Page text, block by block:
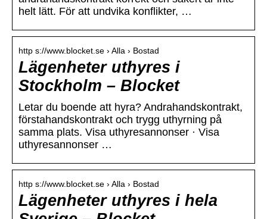
helt lätt. För att undvika konflikter, …
http s://www.blocket.se › Alla › Bostad
Lägenheter uthyres i
Stockholm – Blocket
Letar du boende att hyra? Andrahandskontrakt,
förstahandskontrakt och trygg uthyrning på
samma plats. Visa uthyresannonser · Visa
uthyresannonser …
http s://www.blocket.se › Alla › Bostad
Lägenheter uthyres i hela